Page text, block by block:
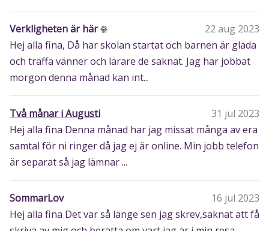
Verkligheten är här ☀️
22 aug 2023
Hej alla fina, Då har skolan startat och barnen är glada
och träffa vänner och lärare de saknat. Jag har jobbat
morgon denna månad kan int...
Två månar i Augusti
31 jul 2023
Hej alla fina Denna månad har jag missat många av era
samtal för ni ringer då jag ej är online. Min jobb telefon
är separat så jag lämnar ...
SommarLov
16 jul 2023
Hej alla fina Det var så länge sen jag skrev,saknat att få